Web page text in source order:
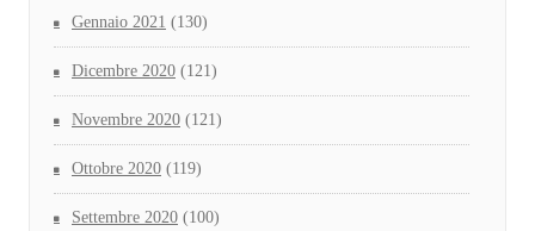
Gennaio 2021 (130)
Dicembre 2020 (121)
Novembre 2020 (121)
Ottobre 2020 (119)
Settembre 2020 (100)